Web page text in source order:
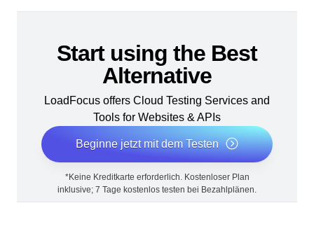
Start using the Best
Alternative
LoadFocus offers Cloud Testing Services and
Tools for Websites & APIs
Beginne jetzt mit dem Testen
*Keine Kreditkarte erforderlich. Kostenloser Plan
inklusive; 7 Tage kostenlos testen bei Bezahlplänen.